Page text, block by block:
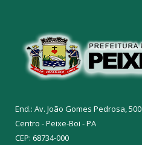
End.: Av. João Gomes Pedrosa, 500
Centro - Peixe-Boi - PA
CEP: 68734-000